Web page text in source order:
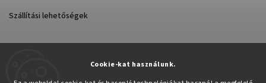
Cookie-kat használunk.
Szállítási lehetőségek